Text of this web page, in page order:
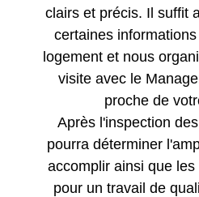
clairs et précis. Il suffit
certaines
logement et nous
visite avec le
proche de
Après l'inspection
pourra déterminer
accomplir ainsi que
pour un travail de